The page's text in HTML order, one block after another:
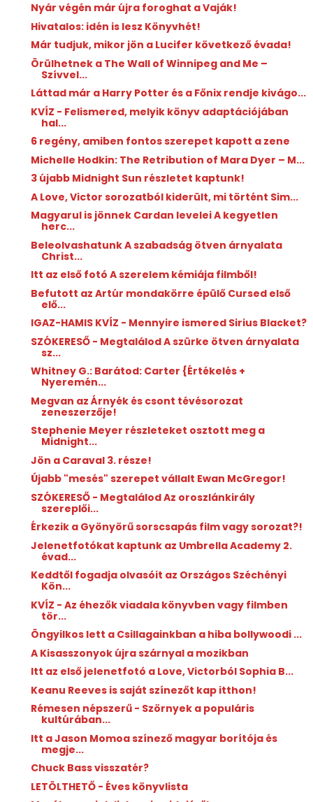
Nyár végén már újra foroghat a Vaják!
Hivatalos: idén is lesz Könyvhét!
Már tudjuk, mikor jön a Lucifer következő évada!
Örülhetnek a The Wall of Winnipeg and Me –
Szívvel...
Láttad már a Harry Potter és a Főnix rendje kivágo...
KVÍZ - Felismered, melyik könyv adaptációjában
hal...
6 regény, amiben fontos szerepet kapott a zene
Michelle Hodkin: The ​Retribution of Mara Dyer – M...
3 újabb Midnight Sun részletet kaptunk!
A Love, Victor sorozatból kiderült, mi történt Sim...
Magyarul is jönnek Cardan levelei A kegyetlen
herc...
Beleolvashatunk A szabadság ötven árnyalata
Christ...
Itt az első fotó A szerelem kémiája filmből!
Befutott az Artúr mondakörre épülő Cursed első
elő...
IGAZ-HAMIS KVÍZ - Mennyire ismered Sirius Blacket?
SZÓKERESŐ - Megtalálod A szürke ötven árnyalata
sz...
Whitney G.: Barátod: ​Carter {Értékelés +
Nyeremén...
Megvan az Árnyék és csont tévésorozat
zeneszerzője!
Stephenie Meyer részleteket osztott meg a
Midnight...
Jön a Caraval 3. része!
Újabb "mesés" szerepet vállalt Ewan McGregor!
SZÓKERESŐ - Megtalálod Az oroszlánkirály
szereplői...
Érkezik a Gyönyörű sorscsapás film vagy sorozat?!
Jelenetfotókat kaptunk az Umbrella Academy 2.
évad...
Keddtől fogadja olvasóit az Országos Széchényi
Kön...
KVÍZ - Az éhezők viadala könyvben vagy filmben
tör...
Öngyilkos lett a Csillagainkban a hiba bollywoodi ...
A Kisasszonyok újra szárnyal a mozikban
Itt az első jelenetfotó a Love, Victorból Sophia B...
Keanu Reeves is saját színezőt kap itthon!
Rémesen népszerű - Szörnyek a populáris
kultúrában...
Itt a Jason Momoa színező magyar borítója és
megje...
Chuck Bass visszatér?
LETÖLTHETŐ - Éves könyvlista